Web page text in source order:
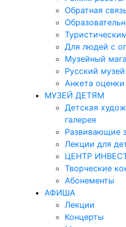
Обратная
Для людей с
Музейный
Русский
Анкета
МУЗЕЙ ДЕТЯМ
Детская
галерея
Развивающие
Лекции для
ЦЕНТР
Творческие
Абонементы
АФИША
Лекции
Концерты